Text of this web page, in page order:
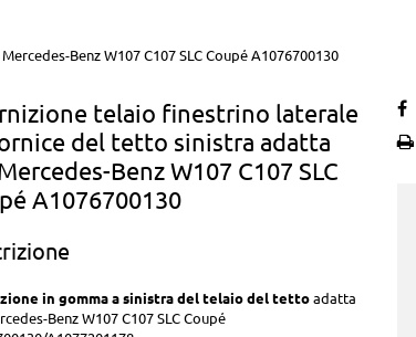
Benz W107 C107 SLC Coupé A1076700130
telaio finestrino laterale
del tetto sinistra adatta
Benz W107 C107 SLC
A1076700130
in gomma a sinistra del telaio del tettoadatta
Benz W107 C107 SLC Coupé